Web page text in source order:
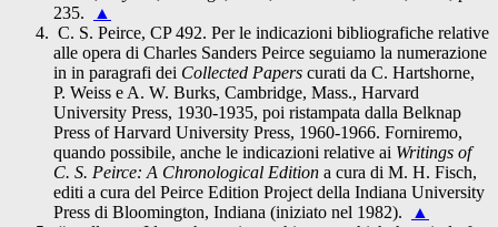
235.
▲
C. S. Peirce, CP 492. Per le indicazioni bibliografiche relative
alle opera di Charles Sanders Peirce seguiamo la numerazione
in in paragrafi dei Collected Papers curati da C. Hartshorne,
P. Weiss e A. W. Burks, Cambridge, Mass., Harvard
University Press, 1930-1935, poi ristampata dalla Belknap
Press of Harvard University Press, 1960-1966. Forniremo,
quando possibile, anche le indicazioni relative ai Writings of
C. S. Peirce: A Chronological Edition a cura di M. H. Fisch,
editi a cura del Peirce Edition Project della Indiana University
Press di Bloomington, Indiana (iniziato nel 1982).
▲